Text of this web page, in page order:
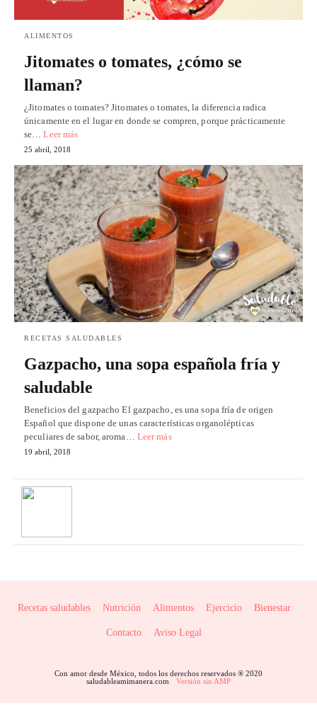
ALIMENTOS
Jitomates o tomates, ¿cómo se
llaman?
¿Jitomates o tomates? Jitomates o tomates, la diferencia radica
únicamente en el lugar en donde se compren, porque prácticamente
se…Leer más
25 abril, 2018
RECETAS SALUDABLES
Gazpacho, una sopa española fría y
saludable
Beneficios del gazpacho El gazpacho, es una sopa fría de origen
Español que dispone de unas características organolépticas
peculiares de sabor, aroma… Leer más
19 abril, 2018
Recetas saludables Nutrición Alimentos Ejercicio Bienestar
Contacto Aviso Legal
Con amor desde México, todos los derechos reservados ® 2020
saludableamimanera.com
Versión sin AMP